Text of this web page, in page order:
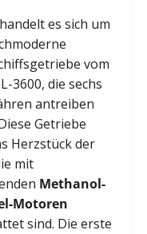
es sich um
vom
3600, die sechs
antreiben
Getriebe
Herzstück der
mit
Methanol-
Motoren
sind. Die erste